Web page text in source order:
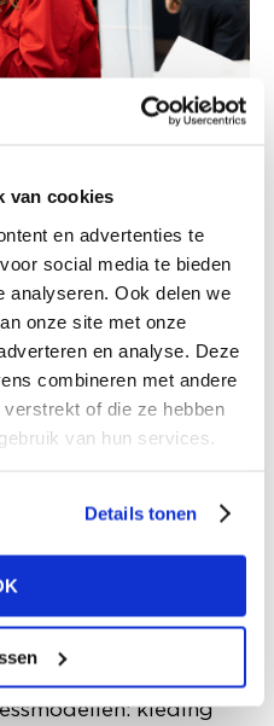
van cookies
en advertenties te
social media te bieden
analyseren. Ook delen we
onze site met onze
en analyse. Deze
combineren met andere
of die ze hebben
van hun services.
Details tonen
de retail-omgeving
eigen bedrijfsmodel
voor het
toch naar buiten
merk? Hoe
te doen? Ons
de retailer als
duurzame merken
bij de
KLEER in Utrecht
ik experimenteer
kleding